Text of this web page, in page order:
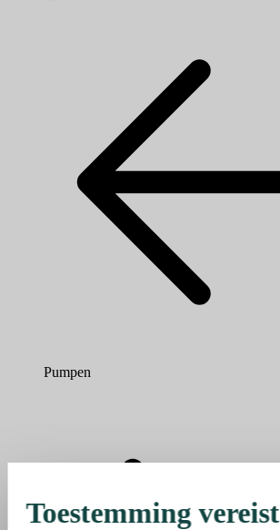
Pumpen
Toestemming vereist